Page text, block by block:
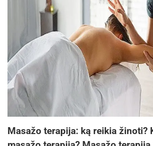
Masažo terapija: ką reikia žinoti?